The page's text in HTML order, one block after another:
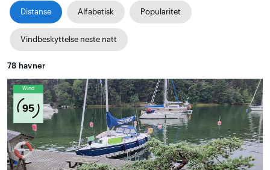
Distanse Alfabetisk Popularitet
Vindbeskyttelse neste natt
78 havner
Wind
95